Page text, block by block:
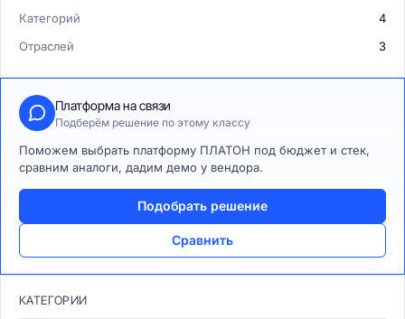
Категорий
4
Отраслей
3
Платформа на связи
Подберём решение по этому классу
Поможем выбрать платформу ПЛАТОН под бюджет и стек,
сравним аналоги, дадим демо у вендора.
Подобрать решение
Сравнить
КАТЕГОРИИ